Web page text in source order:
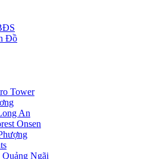
Đồ
Tower
An
Onsen
Quảng Ngãi